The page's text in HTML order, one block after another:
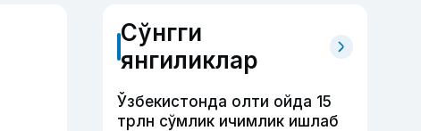
Сўнгги
янгиликлар
Ўзбекистонда олти ойда 15
трлн сўмлик ичимлик ишлаб